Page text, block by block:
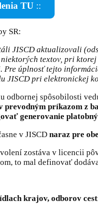
TU ::
SR:
JISCD aktualizovali
textov, pri
úplnosť tejto
JISCD pri elektronickej
odbornej spôsobilosti
príkazom z
generovanie
v JISCD naraz pre
zostáva v licencii
to mal definovať
krajov, odborov